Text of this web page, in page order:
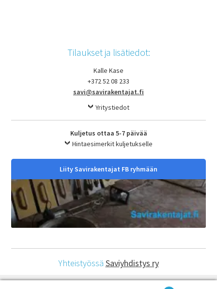
Tilaukset ja lisätiedot:
Kalle Kase
+372 52 08 233
savi@savirakentajat.fi
Yritystiedot
Kuljetus ottaa 5-7 päivää
Hintaesimerkit kuljetukselle
Liity Savirakentajat FB ryhmään
Yhteistyössä Saviyhdistys ry